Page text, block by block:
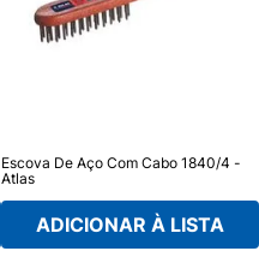
Escova De Aço Com Cabo 1840/4 -
Atlas
ADICIONAR À LISTA